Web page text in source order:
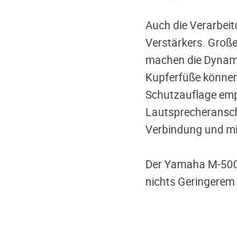
Auch die
Verstärkers.
machen die
Kupferfüße
Schutzauflage
Verbindung und
Der Yamaha M-
nichts